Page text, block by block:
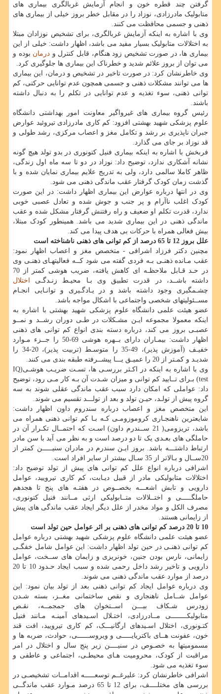
گرفتن چند قطره خون و انجام آزمایش غربالگری بیماری های
متابولیک مادرزادی، نوزاد را در مقابل خطر بروز خیلی از بیماری های
ذهنی و جسمی محافظت می کنند.
وی با اشاره به اینکه آزمایش غربالگری، برای تشخیص نوزادان مبتلا
به اختلالات متابولیک بسیار مفید می باشد، اظهار داشت: خیلی از این
بیماری ها، در صورت تشخیص زود هنگام، قابل کنترل و درمان بوده و
می توان از بروز علائم شدید و خطرناک این بیماری ها جلوگیری کرد.
وی خاطرنشان کرد: در صورت تاخیر در تشخیص و درمان، این بیماری
ها می توانند مشکلات ذهنی و جسمی همچون عدم توانایی حرکتی، کم
توانی ذهنی، سوء تغذیه و عدم توانایی در تکلم را به دنبال داشته
باشند.
رئیس گروه بیماری های غیرواگیر معاونت امور بهداشتی دانشگاه
علوم پزشکی شهید بهشتی افزود: کم کاری مادرزادی تیروئید عوارض
جبران ناپذیری بر رشد و تکامل مغز و اعصاب مرکزی، رشد طولی و
قد نوزاد بر جای می گذارد.
فربخش با اشاره به اینکه بیماری فنیل کتونوری در بدو تولد هیچ گونه
نشانه آشکاری ندارد، توضیح داد: نوزاد در دو تا سه ماه اول زندگی،
ظاهر کاملا سالمی دارد، ولی به تدریج علایم بیماری نمایان شده و با
گذشت زمان کودک گرفتار عقب ماندگی ذهنی می شود.
وی در انتها درباره عوارض این بیماری اظهار داشت: در این صورت
کودک اغلب ناآرام و پر جنب و جوش شده و تعادل عصبی خوبی
ندارد، قدرت تکلم او ضعیف و راه رفتنش گرفتار مشکل شده و عقب
ماندگی ذهنی در این بیماری شدید می باشد. همینطور کودک مبتلا،
بیش فعالی همراه با حرکات بی هدف پیدا می کند.
علل بروز 12 تا 65 درصد از کم توانی های ذهنی ناشناخته است
مچنین دکتر فرزاد اشرافی - متخصص مغز و اعصاب اظهار نمود:
عقب مـانده ذهنـی بـه فردی گفته می شود کــه فعالیتهـای ذهنـی وی
در حـد قـابل ملاحظـه ای کاهش یافته، ضریب هوشی کمتر از 70
داشته باشــد، در قدرت تطبیق وی بـا محیـط زنـدگـی
اختلال
چشـمگیری وجود داشته باشد و در یـادگـیری و توانـایی انجـام
مســئولیتهای شخصی واجتماعی با اشکال مواجه باشد.
عضو هیئت علمی دانشگاه علوم پزشکی شهید بهشتی با اشاره به
اینکه معمولا مجموعه ایـن مشـکلات در طـی دوران رشــد و نمــو
عصبـی بروز می کند، درباره دسته بندی انواع کم توانی های ذهنی
اظهار داشت: بیمـاران دارای بــهره هوشی 69-50 را جــزء مـوارد
خفیـف (آموزش پذیر)، 49-35 را متوسـط (تربیت پذیر)، 20-34 را
شدیـد و کمـتر از 20 را عمیـق یـــا پیشــرفته طبقه بندی می کنند.
وی با اشاره به اینکه در اکـثر بررسـی ها، تسـت ضریـب هوشـی(IQ
test) بـرای تــایید کم توانی و میزان شـدت آن بـه کار مـی رود، توضیح
داد: عواملی که امکان دارد سبب عقب ماندگی عقلی شوند به سه
گروه پیش از تولـد، حیـن تولد و بعد از تولـــد تقسیم می شوند.
این متخصص مغز و اعصاب درباره سندروم داون اظهار داشت:
شایعترین ناهنجـاری کروموزومـی کـه بـا کم توانی ذهنی همراه می
باشد، تریزومی( 21 ســندرم داون) اسـت که احتمــال تکـرار آن در
حاملگی های بعـدی یک تا دو درصد است و به نظر می آید با سن مادر
ارتباط داشتـــه باشد. بروز ایـن سندرم در مادران سنیـــــن کمتر از
20ســال و بـالاتر از 35 سـال بیشتر از سایر افراد است.
اشرافی درباره انواع علل کم توانی های پیش از تولد توضیح داد:
اختلالات متابولیکی مادر از قبیل دیـابت، کم کاری تیرویید، عوامل
دارویی و تابش اشعـــه بخصــوص در هفتـه های پنج تا هجدهم
حاملگـــــی و اختــلالات متــابولیکی ارثی مــانند فنیل کتونوری،
مصرف الکل و مواد مخدر از علل دیگر ایجاد عقب ماندگی های پیش
از زایمانی هستند.
10 تا 20 درصد کم توانی های ذهنی بر اثر عوامل حین تولد است
عضو هیئت علمی دانشگاه علوم پزشکی شهید بهشتی درباره عوامل
کم توانی ذهنـی در حین تولد اظهار داشت: این عوامل شامل خفگـی
زایمانی، نارس بودن جنین، خونریزی و زایمان های ســخت، عوامل
دارویی و تاخیر رشد داخل رحمی شده و سبب ایجاد حـدود 10 تا 20
درصد از موارد عقب ماندگی ذهنی می شوند.
وی درباره عوامل ایجاد کم توانی ذهنی بعد از تولد بیان نمود: این
عوامل شــامل ناهنجاری و نقص ساختمانی مغــز، بسته شـدن
زودرس شـکاف بیـــن اســتخوان های جمجمــه، نقـص
متابولیکــــــــی مــادرزادی، اختـلال اسـیدهای آمینـه مـانند فنیل
کتـونوری، اختلال اسـیدهای ارگانیـــک، کم کاری تیرویید، افت قند
خون، عفونت هــای باکتریایـــــی و ویروســــــی، حوادث، ضربه ها و
مسمومیتها به خصـوص در سنیــــن زیر پنج سال و اختلال در امر
مراقبت از کودک، محرومیت هـای محیطـی، اجتماعی و عاطفی و
سوء تغذیه می شود.
اشرافی خاطرنشان کرد: علیرغــم توسعـــــه اقدامــات تشخیصـی در
بررسی های مختلــــف، برای 12 تا 65 درصد مـوارد عقب ماندگــی